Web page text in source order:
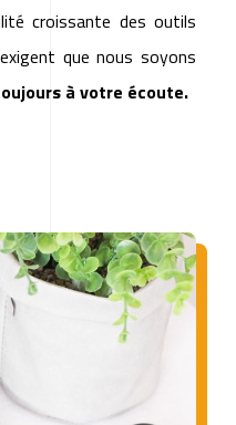
croissante des outils
que nous soyons
à votre écoute.